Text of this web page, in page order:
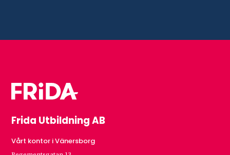
Frida Utbildning AB
Vårt kontor i Vänersborg